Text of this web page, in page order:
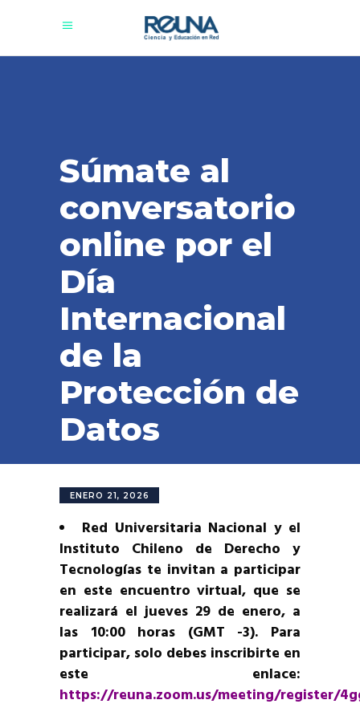
Súmate al
conversatorio
online por el
Día
Internacional
de la
Protección de
Datos
ENERO 21, 2026
Red Universitaria Nacional y el
Instituto Chileno de Derecho y
Tecnologías te invitan a participar
en este encuentro virtual, que se
realizará el jueves 29 de enero, a
las 10:00 horas (GMT -3). Para
participar, solo debes inscribirte en
este enlace:
https://reuna.zoom.us/meeting/register/